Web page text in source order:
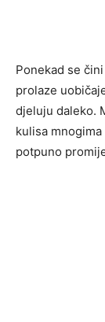
Ponekad se
prolaze
djeluju daleko.
kulisa
potpuno